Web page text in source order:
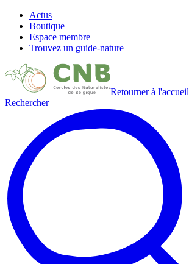
Actus
Boutique
Espace membre
Trouvez un guide-nature
Retourner à l'accueil
Rechercher